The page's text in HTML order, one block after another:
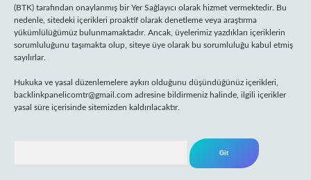
(BTK) tarafından onaylanmış bir Yer Sağlayıcı olarak hizmet vermektedir. Bu
nedenle, sitedeki içerikleri proaktif olarak denetleme veya araştırma
yükümlülüğümüz bulunmamaktadır. Ancak, üyelerimiz yazdıkları içeriklerin
sorumluluğunu taşımakta olup, siteye üye olarak bu sorumluluğu kabul etmiş
sayılırlar.
Hukuka ve yasal düzenlemelere aykırı olduğunu düşündüğünüz içerikleri,
backlinkpanelicomtr@gmail.com adresine bildirmeniz halinde, ilgili içerikler
yasal süre içerisinde sitemizden kaldırılacaktır.